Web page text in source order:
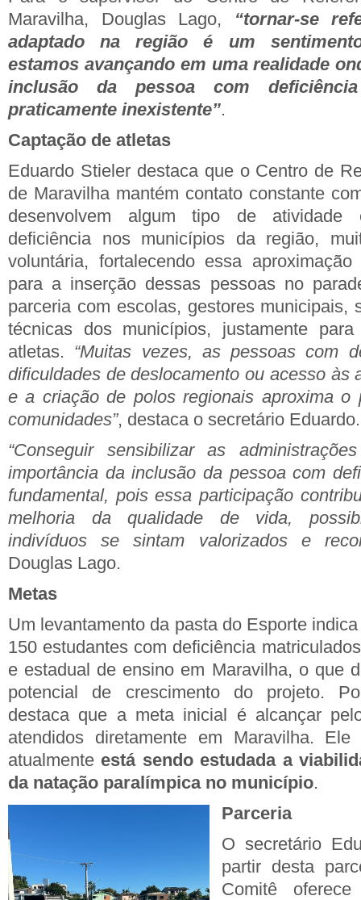
Maravilha, Douglas Lago,
“tornar-se
adaptado na região é um
estamos avançando em uma realidade
inclusão da pessoa com
praticamente inexistente”.
Captação de atletas
Eduardo Stieler destaca que o Centro de
de Maravilha mantém contato constante
desenvolvem algum tipo de atividade
deficiência nos municípios da região,
voluntária, fortalecendo essa
para a inserção dessas pessoas no
parceria com escolas, gestores municipais,
técnicas dos municípios, justamente
atletas. “Muitas vezes, as pessoas com
dificuldades de deslocamento ou acesso às
e a criação de polos regionais aproxima o
comunidades”, destaca o secretário Eduardo.
“Conseguir sensibilizar as
importância da inclusão da pessoa com
fundamental, pois essa participação
melhoria da qualidade de vida,
indivíduos se sintam valorizados e
Douglas Lago.
Metas
Um levantamento da pasta do Esporte
150 estudantes com deficiência
e estadual de ensino em Maravilha, o que
potencial de crescimento do projeto.
destaca que a meta inicial é alcançar
atendidos diretamente em Maravilha.
atualmente está sendo estudada a
da natação paralímpica no município.
Parceria
O secretário
partir desta
Comitê